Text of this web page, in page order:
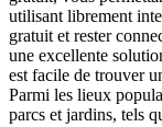
utilisant librement
gratuit et rester
une excellente
est facile de trouver
Parmi les lieux
parcs et jardins, tels